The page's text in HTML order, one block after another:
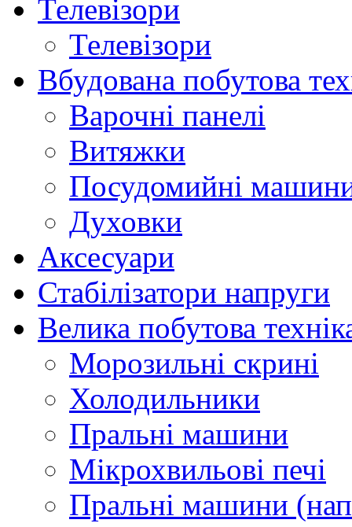
Телевізори
Телевізори
Вбудована побутова
Варочні панелі
Витяжки
Посудомийні
Духовки
Аксесуари
Стабілізатори напруги
Велика побутова
Морозильні скрині
Холодильники
Пральні машини
Мікрохвильові печі
Пральні машини